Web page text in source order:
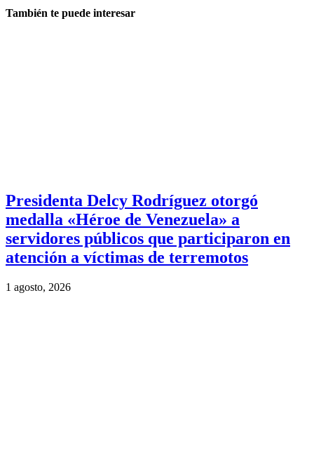
También te puede interesar
Presidenta Delcy Rodríguez otorgó
medalla «Héroe de Venezuela» a
servidores públicos que participaron en
atención a víctimas de terremotos
1 agosto, 2026